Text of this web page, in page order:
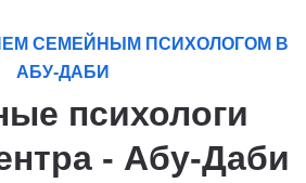
СЕМЕЙНЫМ ПСИХОЛОГОМ В
АБУ-ДАБИ
психологи
- Абу-Даби